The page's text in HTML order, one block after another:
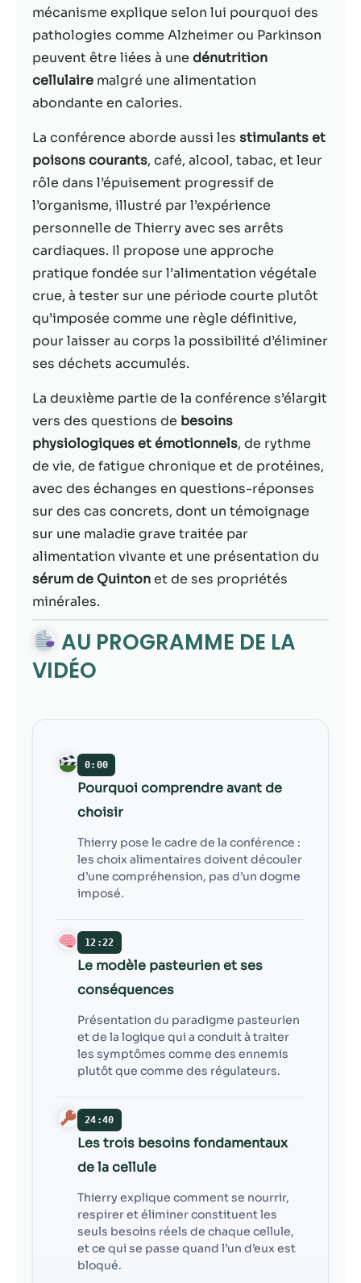
mécanisme explique selon lui pourquoi des
pathologies comme Alzheimer ou Parkinson
peuvent être liées à une dénutrition
cellulaire malgré une alimentation
abondante en calories.
La conférence aborde aussi les stimulants et
poisons courants, café, alcool, tabac, et leur
rôle dans l’épuisement progressif de
l’organisme, illustré par l’expérience
personnelle de Thierry avec ses arrêts
cardiaques. Il propose une approche
pratique fondée sur l’alimentation végétale
crue, à tester sur une période courte plutôt
qu’imposée comme une règle définitive,
pour laisser au corps la possibilité d’éliminer
ses déchets accumulés.
La deuxième partie de la conférence s’élargit
vers des questions de besoins
physiologiques et émotionnels, de rythme
de vie, de fatigue chronique et de protéines,
avec des échanges en questions-réponses
sur des cas concrets, dont un témoignage
sur une maladie grave traitée par
alimentation vivante et une présentation du
sérum de Quintonet de ses propriétés
minérales.
AU PROGRAMME DE LA
VIDÉO
0:00
Pourquoi comprendre avant de
choisir
Thierry pose le cadre de la conférence :
les choix alimentaires doivent découler
d’une compréhension, pas d’un dogme
imposé.
12:22
Le modèle pasteurien et ses
conséquences
Présentation du paradigme pasteurien
et de la logique qui a conduit à traiter
les symptômes comme des ennemis
plutôt que comme des régulateurs.
24:40
Les trois besoins fondamentaux
de la cellule
Thierry explique comment se nourrir,
respirer et éliminer constituent les
seuls besoins réels de chaque cellule,
et ce qui se passe quand l’un d’eux est
bloqué.
de la façon
dont le site
Web est
utilisé.
Afin que notre
fonctionne
aussi bien que
possible lors
de votre visite.
Si vous refusez
ces cookies,
certaines
fonctionnalités
disparaîtront
du site Web.
En partageant
votre
comportement
lorsque vous
visitez notre
site, vous
augmentez les
chances de
voir du
contenu et des
offres